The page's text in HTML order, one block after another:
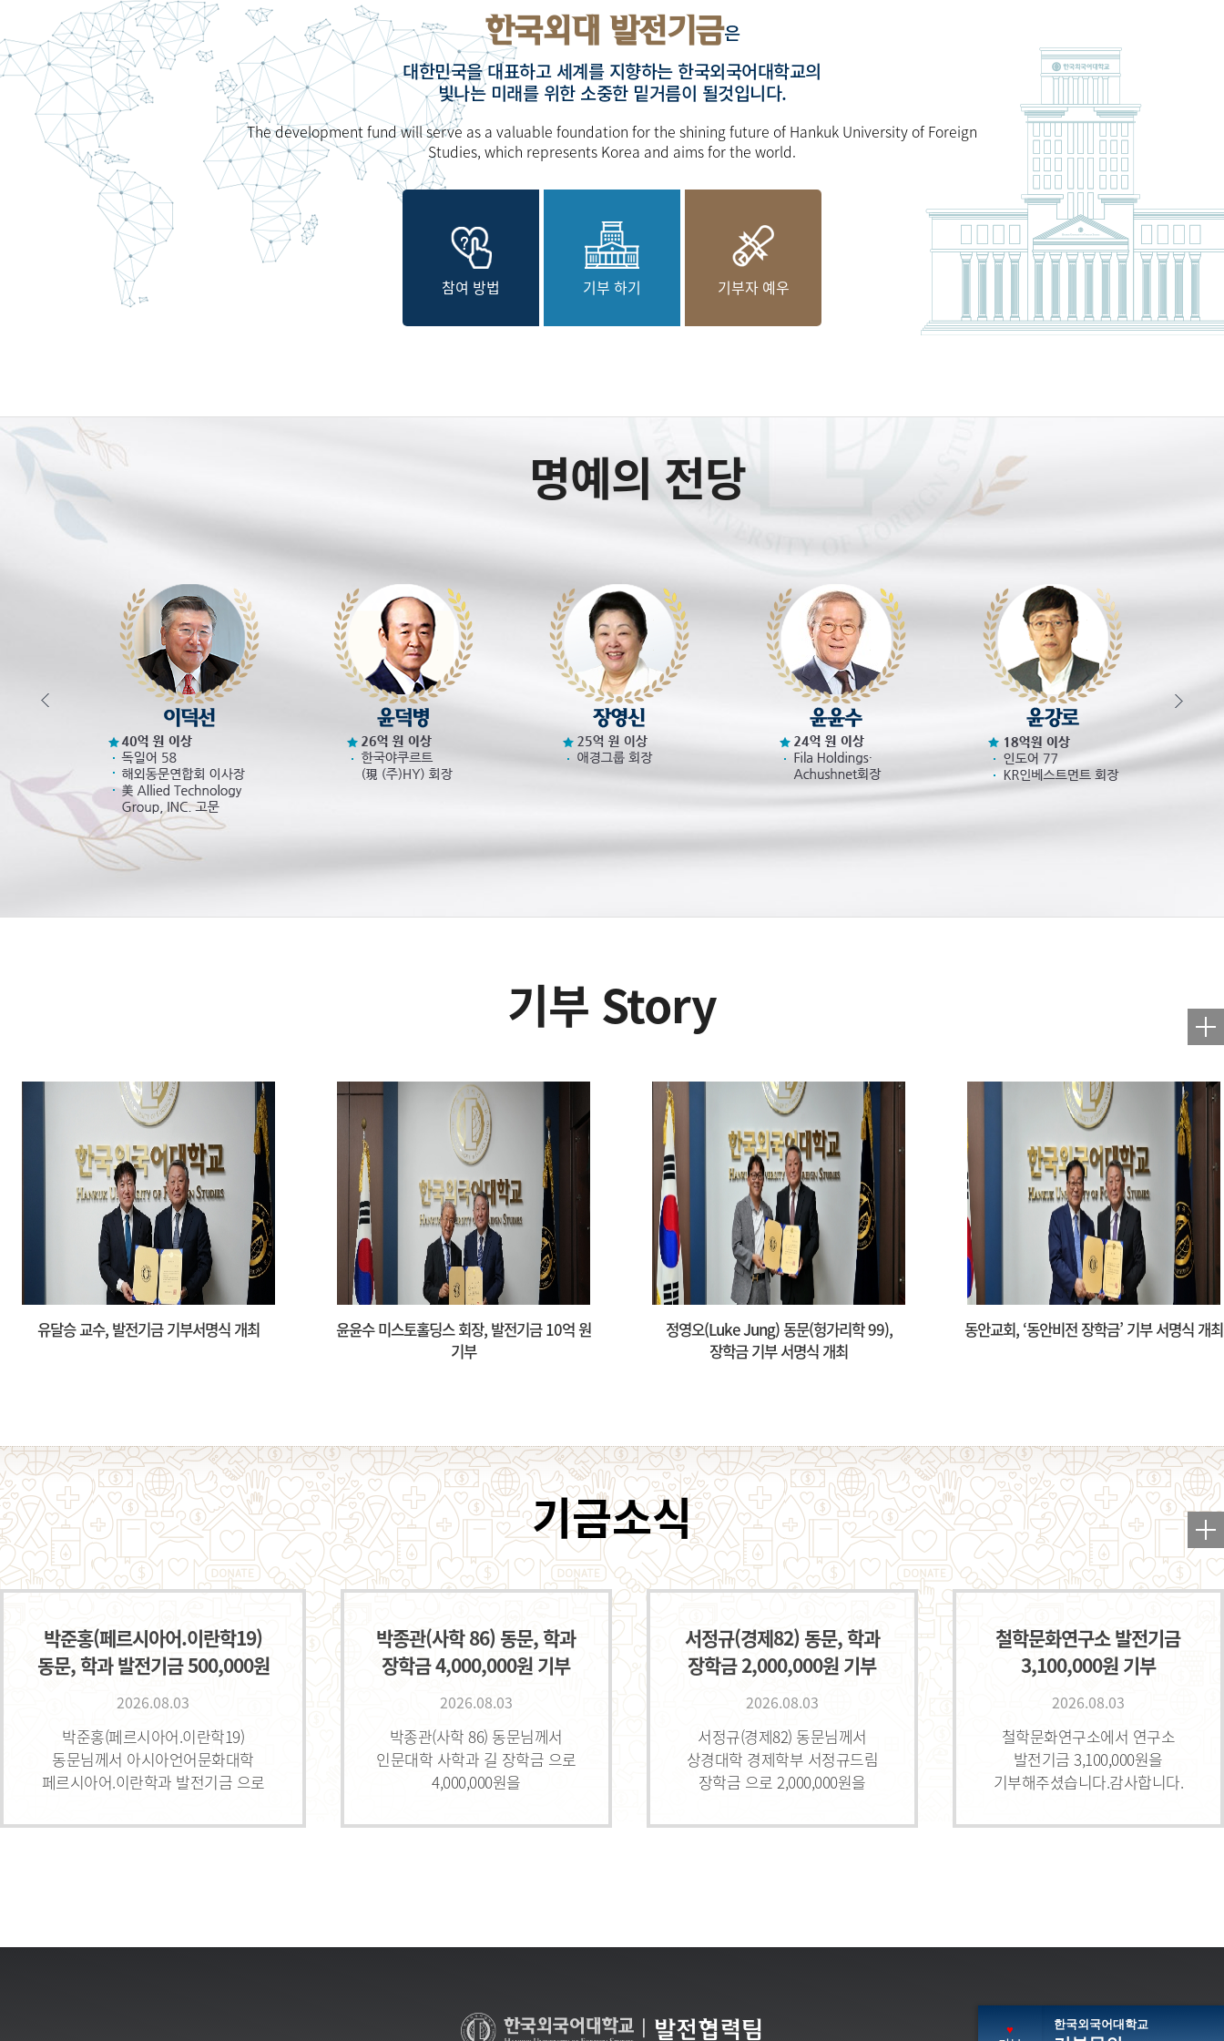
한국외대 발전기금은
대한민국을 대표하고 세계를 지향하는 한국외국어대학교의
빛나는 미래를 위한 소중한 밑거름이 될것입니다.
The development fund will serve as a valuable foundation for the shining future of Hankuk University of Foreign
Studies, which represents Korea and aims for the world.
참여 방법 기부 하기 기부자 예우
명예의 전당
기부 Story
윤윤수 미스토홀딩스 회장, 발전기금 10억 원
정영오(Luke Jung) 동문(헝가리학 99),
장학금 기부 서명식 개최
동안교회, ‘동안비전 장학금’ 기부 서명식 개최
김기주 동문(경제 80), ‘경제학부
박준홍(페르시아어.이란학19)
동문, 학과 발전기금 500,000원
기부
2026.08.03
박준홍(페르시아어.이란학19)
동문님께서 아시아언어문화대학
페르시아어.이란학과 발전기금 으로
감사합니다.
박종관(사학 86) 동문, 학과
장학금 4,000,000원 기부
2026.08.03
박종관(사학 86) 동문님께서
인문대학 사학과 길 장학금 으로
4,000,000원을
서정규(경제82) 동문, 학과
장학금 2,000,000원 기부
2026.08.03
서정규(경제82) 동문님께서
상경대학 경제학부 서정규드림
장학금 으로 2,000,000원을
철학문화연구소 발전기금
3,100,000원 기부
2026.08.03
철학문화연구소에서 연구소
발전기금 3,100,000원을
기부해주셨습니다.감사합니다.
| 발전협력팀 ♥ 한국외국어대학교